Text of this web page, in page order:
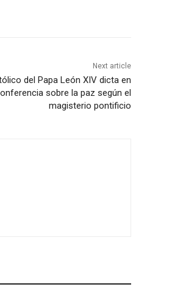
Next article
del Papa León XIV dicta en
sobre la paz según el
magisterio pontificio